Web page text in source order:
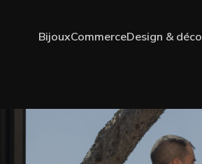
BijouxCommerceDesign & déco